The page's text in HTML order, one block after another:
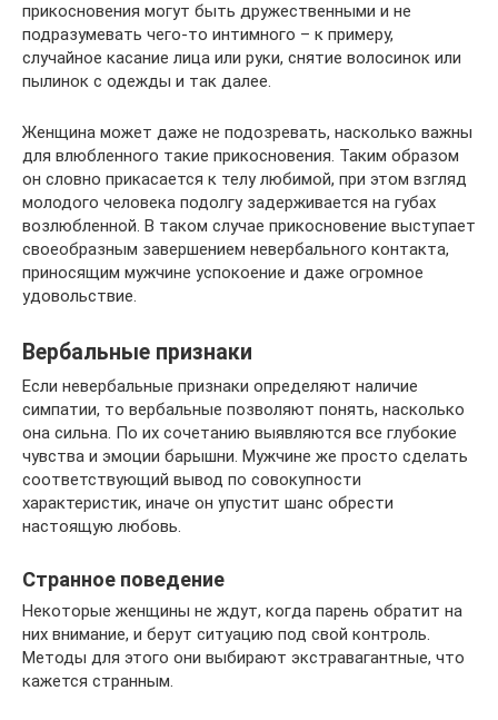
прикосновения могут быть дружественными и не
подразумевать чего-то интимного – к примеру,
случайное касание лица или руки, снятие волосинок или
пылинок с одежды и так далее.
Женщина может даже не подозревать, насколько важны
для влюбленного такие прикосновения. Таким образом
он словно прикасается к телу любимой, при этом взгляд
молодого человека подолгу задерживается на губах
возлюбленной. В таком случае прикосновение выступает
своеобразным завершением невербального контакта,
приносящим мужчине успокоение и даже огромное
удовольствие.
Вербальные признаки
Если невербальные признаки определяют наличие
симпатии, то вербальные позволяют понять, насколько
она сильна. По их сочетанию выявляются все глубокие
чувства и эмоции барышни. Мужчине же просто сделать
соответствующий вывод по совокупности
характеристик, иначе он упустит шанс обрести
настоящую любовь.
Странное поведение
Некоторые женщины не ждут, когда парень обратит на
них внимание, и берут ситуацию под свой контроль.
Методы для этого они выбирают экстравагантные, что
кажется странным.